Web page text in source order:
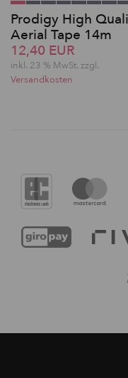
Prodigy High
Aerial Tape 14m
12,40 EUR
inkl. 23 % MwSt. zzgl.
Versandkosten